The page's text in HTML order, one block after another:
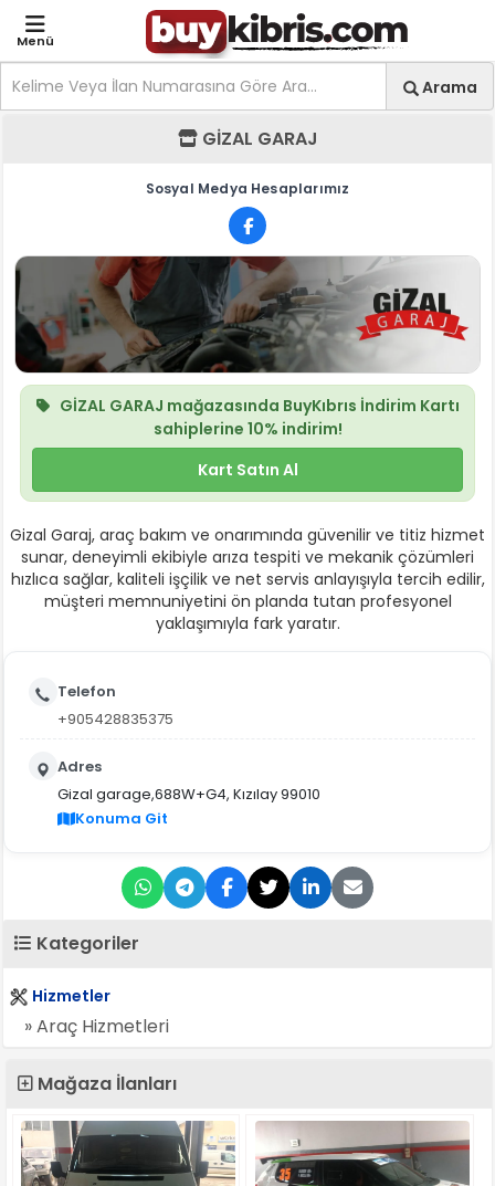
Menü
Ara
Arama
GİZAL GARAJ - Mağaza
GİZAL GARAJ
Sosyal Medya Hesaplarımız
GİZAL GARAJ mağazasında BuyKıbrıs İndirim Kartı
sahiplerine 10% indirim!
Kart Satın Al
Gizal Garaj, araç bakım ve onarımında güvenilir ve titiz hizmet
sunar, deneyimli ekibiyle arıza tespiti ve mekanik çözümleri
hızlıca sağlar, kaliteli işçilik ve net servis anlayışıyla tercih edilir,
müşteri memnuniyetini ön planda tutan profesyonel
yaklaşımıyla fark yaratır.
Telefon
+905428835375
Adres
Gizal garage,688W+G4, Kızılay 99010
Konuma Git
Kategoriler
Hizmetler
» Araç Hizmetleri
Mağaza İlanları